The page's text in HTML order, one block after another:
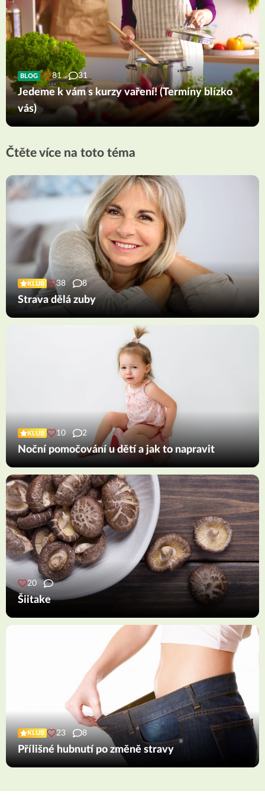
BLOG 81 31
Jedeme k vám s kurzy vaření! (Termíny blízko
vás)
Čtěte více na toto téma
KLUB 38 8
Strava dělá zuby
KLUB 10 2
Noční pomočování u dětí a jak to napravit
20
Šiitake
KLUB 23 8
Přílišné hubnutí po změně stravy